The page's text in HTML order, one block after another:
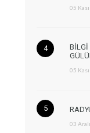
05
BİLGİ
05
03